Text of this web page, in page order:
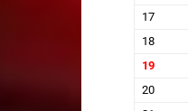
17
18
19
20